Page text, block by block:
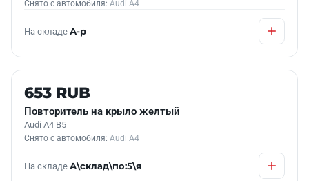
Снято с автомобиля: Audi A4
На складе А-р
Б/У В НАЛИЧИИ
653 RUB
Повторитель на крыло желтый
Audi A4 B5
Снято с автомобиля: Audi A4
На складе А\склад\по:5\я